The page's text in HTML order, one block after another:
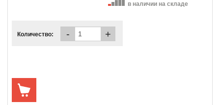
в наличии на складе
Количество: - +